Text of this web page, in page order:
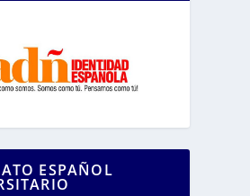
ESPAÑOL